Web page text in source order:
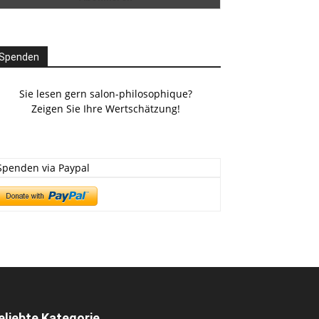
Sie lesen gern salon-philosophique?
Zeigen Sie Ihre Wertschätzung!
via Paypal